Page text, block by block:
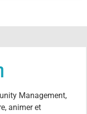
Management,
animer et